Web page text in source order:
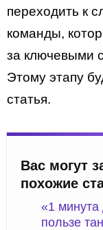
переходить к
команды,
за ключевыми
Этому этапу
статья.
Вас могут
похожие
«1
пользе